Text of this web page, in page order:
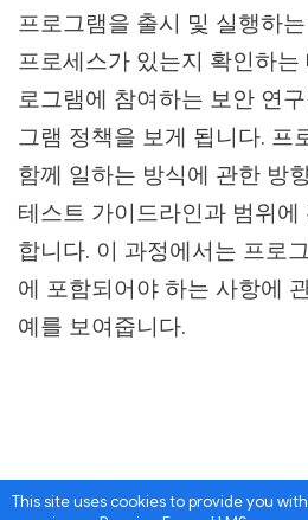
This site uses cookies to provide you
프로그램을 출시 및 실행하
프로세스가 있는지 확인하는
로그램에 참여하는 보안 연
그램 정책을 보게 됩니다. 프
함께 일하는 방식에 관한 방
테스트 가이드라인과 범위에
합니다. 이 과정에서는 프로
에 포함되어야 하는 사항에
예를 보여줍니다.